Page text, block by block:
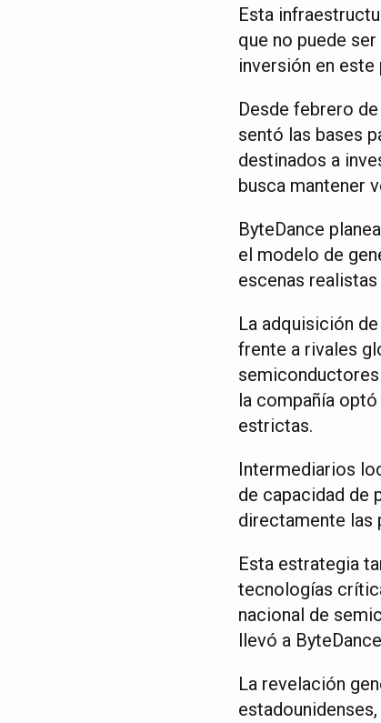
Esta
que no puede
inversión en
Desde febrero
sentó las bases
destinados a
busca mantener
ByteDance
el modelo de
escenas
La adquisición
frente a rivales
la compañía
estrictas.
Intermediarios
de capacidad de
directamente las
Esta estrategia
tecnologías
nacional de
llevó a
La revelación